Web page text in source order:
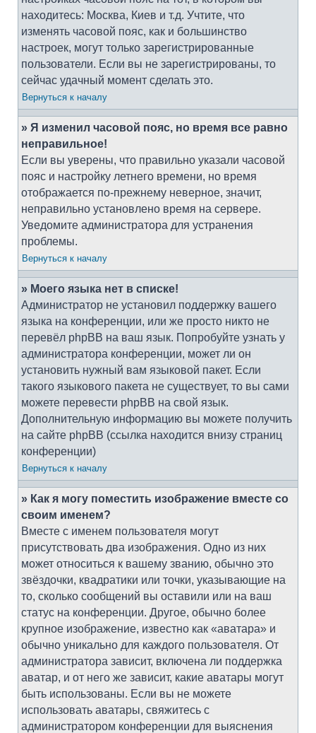
находитесь: Москва, Киев и т.д. Учтите, что
изменять часовой пояс, как и большинство
настроек, могут только зарегистрированные
пользователи. Если вы не зарегистрированы, то
сейчас удачный момент сделать это.
Вернуться к началу
» Я изменил часовой пояс, но время все равно
неправильное!
Если вы уверены, что правильно указали часовой
пояс и настройку летнего времени, но время
отображается по-прежнему неверное, значит,
неправильно установлено время на сервере.
Уведомите администратора для устранения
проблемы.
Вернуться к началу
» Моего языка нет в списке!
Администратор не установил поддержку вашего
языка на конференции, или же просто никто не
перевёл phpBB на ваш язык. Попробуйте узнать у
администратора конференции, может ли он
установить нужный вам языковой пакет. Если
такого языкового пакета не существует, то вы сами
можете перевести phpBB на свой язык.
Дополнительную информацию вы можете получить
на сайте phpBB (ссылка находится внизу страниц
конференции)
Вернуться к началу
» Как я могу поместить изображение вместе со
своим именем?
Вместе с именем пользователя могут
присутствовать два изображения. Одно из них
может относиться к вашему званию, обычно это
звёздочки, квадратики или точки, указывающие на
то, сколько сообщений вы оставили или на ваш
статус на конференции. Другое, обычно более
крупное изображение, известно как «аватара» и
обычно уникально для каждого пользователя. От
администратора зависит, включена ли поддержка
аватар, и от него же зависит, какие аватары могут
быть использованы. Если вы не можете
использовать аватары, свяжитесь с
администратором конференции для выяснения